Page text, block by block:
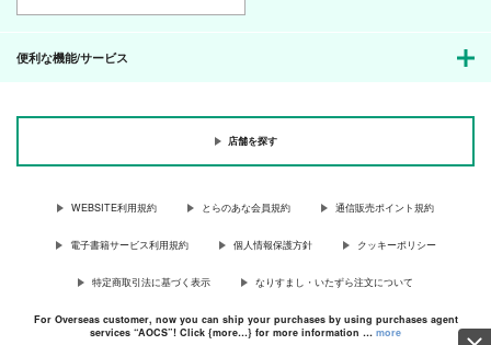
便利な機能/サービス
店舗を探す
WEBSITE利用規約 とらのあな会員規約 通信販売ポイント規約
電子書籍サービス利用規約 個人情報保護方針 クッキーポリシー
特定商取引法に基づく表示 なりすまし・いたずら注文について
For Overseas customer, now you can ship your purchases by using purchases agent
services “AOCS”! Click {more…} for more information … more